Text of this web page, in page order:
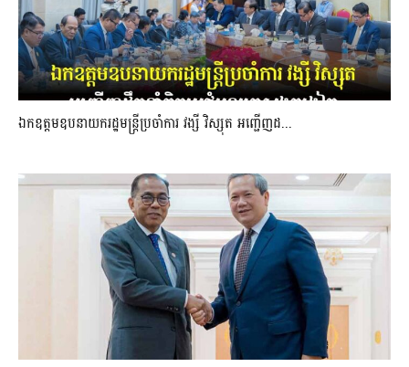
ឯកឧត្តមឧបនាយករដ្ឋមន្រ្តីប្រចាំការ វង្សី វិស្សុត អញ្ជើញដ...